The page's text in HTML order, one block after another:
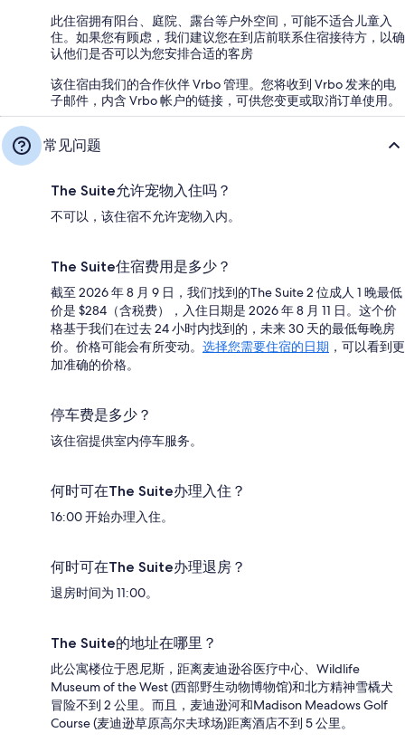
此住宿拥有阳台、庭院、露台等户外空间，可能不适合儿童入
住。如果您有顾虑，我们建议您在到店前联系住宿接待方，以确
认他们是否可以为您安排合适的客房
该住宿由我们的合作伙伴 Vrbo 管理。您将收到 Vrbo 发来的电
子邮件，内含 Vrbo 帐户的链接，可供您变更或取消订单使用。
常见问题
The Suite允许宠物入住吗？
不可以，该住宿不允许宠物入内。
The Suite住宿费用是多少？
截至 2026 年 8 月 9 日，我们找到的The Suite 2 位成人 1 晚最低
价是 $284（含税费），入住日期是 2026 年 8 月 11 日。这个价
格基于我们在过去 24 小时内找到的，未来 30 天的最低每晚房
价。价格可能会有所变动。 选择您需要住宿的日期 ，可以看到更
加准确的价格。
停车费是多少？
该住宿提供室内停车服务。
何时可在The Suite办理入住？
16:00 开始办理入住。
何时可在The Suite办理退房？
退房时间为 11:00。
The Suite的地址在哪里？
此公寓楼位于恩尼斯，距离麦迪逊谷医疗中心、Wildlife
Museum of the West (西部野生动物博物馆)和北方精神雪橇犬
冒险不到 2 公里。而且，麦迪逊河和Madison Meadows Golf
Course (麦迪逊草原高尔夫球场)距离酒店不到 5 公里。